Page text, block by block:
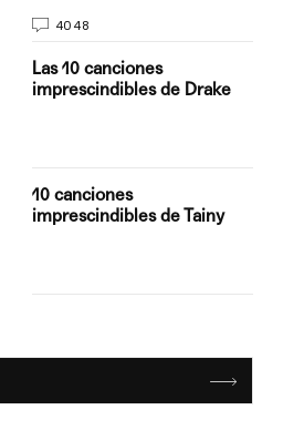
4048
Las 10 canciones
imprescindibles de Drake
10 canciones
imprescindibles de Tainy